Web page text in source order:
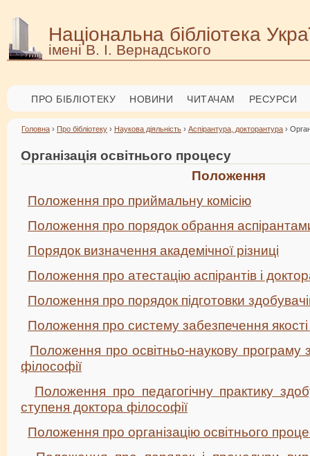
Національна бібліотека
імені В. І. Вернадського
ПРО БІБЛІОТЕКУ НОВИНИ ЧИТАЧАМ РЕСУРСИ
Головна › Про бібліотеку › Наукова діяльність › Аспірантура, докторантура ›
Організація освітнього процесу
Положення
Положення про приймальну комісію
Положення про порядок обрання
Порядок визначення академічної різниці
Положення про атестацію аспірантів і
Положення про порядок підготовки
Положення про систему забезпечення якості
Положення про освітньо-наукову програму з
філософії
Положення про педагогічну практику
ступеня доктора філософії
Положення про організацію освітнього